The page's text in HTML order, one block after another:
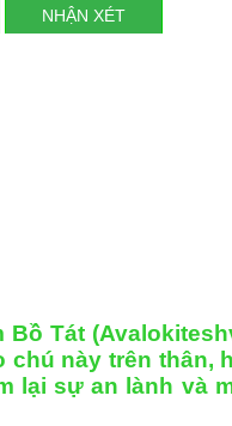
NHẬN XÉT
Tát
chú này trên thân,
lại sự an lành và